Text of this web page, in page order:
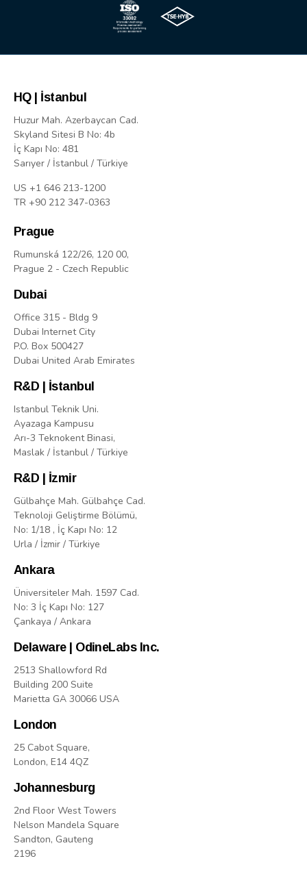
HQ | İstanbul
Huzur Mah. Azerbaycan Cad.
Skyland Sitesi B No: 4b
İç Kapı No: 481
Sarıyer / İstanbul / Türkiye
US +1 646 213-1200
TR +90 212 347-0363
Prague
Rumunská 122/26, 120 00,
Prague 2 - Czech Republic
Dubai
Office 315 - Bldg 9
Dubai Internet City
P.O. Box 500427
Dubai United Arab Emirates
R&D | İstanbul
Istanbul Teknik Uni.
Ayazaga Kampusu
Arı-3 Teknokent Binasi,
Maslak / İstanbul / Türkiye
R&D | İzmir
Gülbahçe Mah. Gülbahçe Cad.
Teknoloji Geliştirme Bölümü,
No: 1/18 , İç Kapı No: 12
Urla / İzmir / Türkiye
Ankara
Üniversiteler Mah. 1597 Cad.
No: 3 İç Kapı No: 127
Çankaya / Ankara
Delaware | OdineLabs Inc.
2513 Shallowford Rd
Building 200 Suite
Marietta GA 30066 USA
London
25 Cabot Square,
London, E14 4QZ
Johannesburg
2nd Floor West Towers
Nelson Mandela Square
Sandton, Gauteng
2196